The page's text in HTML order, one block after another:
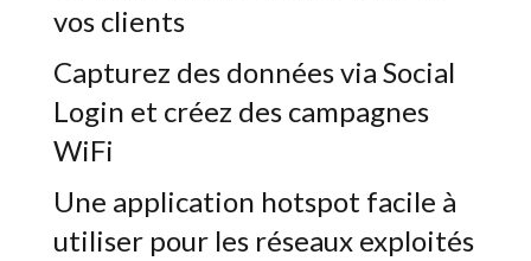
vos clients
Capturez des données via Social
Login et créez des campagnes
WiFi
Une application hotspot facile à
utiliser pour les réseaux exploités